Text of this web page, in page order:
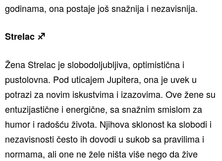
godinama, ona postaje još snažnija i nezavisnija.
Strelac ♐️
Žena Strelac je slobodoljubljiva, optimistična i
pustolovna. Pod uticajem Jupitera, ona je uvek u
potrazi za novim iskustvima i izazovima. Ove žene su
entuzijastične i energične, sa snažnim smislom za
humor i radošću života. Njihova sklonost ka slobodi i
nezavisnosti često ih dovodi u sukob sa pravilima i
normama, ali one ne žele ništa više nego da žive